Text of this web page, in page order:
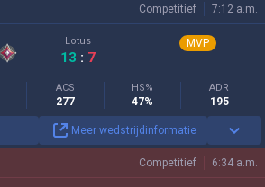
Competitief 7:12 a.m.
Lotus
13 : 7
MVP
ACS
277
HS%
47%
ADR
195
Meer wedstrijdinformatie
Competitief 6:34 a.m.